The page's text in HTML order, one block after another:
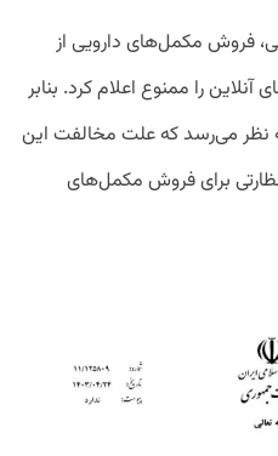
فروش مکمل‌های دارویی از
را ممنوع اعلام کرد. بنابر
نظر می‌رسد که علت مخالفت این
برای فروش مکمل‌های